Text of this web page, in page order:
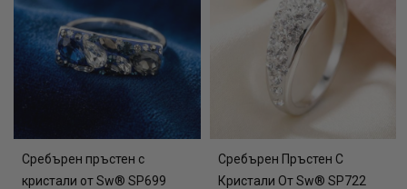
Сребърен пръстен с
кристали от Sw® SP699
Сребърен Пръстен С
Кристали От Sw® SP722